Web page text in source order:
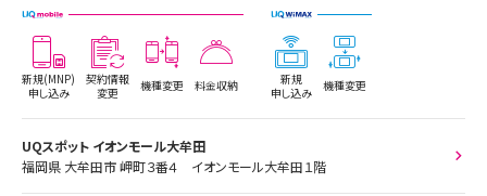
新規(MNP)
申し込み
契約情報
変更
機種変更 料金収納
新規
申し込み
機種変更
UQスポット イオンモール大牟田
福岡県 大牟田市 岬町３番４ イオンモール大牟田１階